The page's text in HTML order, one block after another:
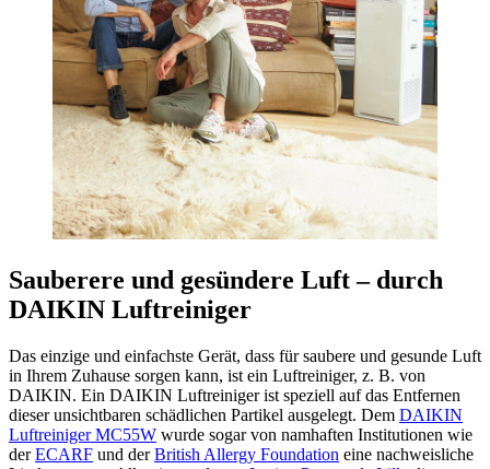
Sauberere und gesündere Luft – durch
DAIKIN Luftreiniger
Das einzige und einfachste Gerät, dass für saubere und gesunde Luft
in Ihrem Zuhause sorgen kann, ist ein Luftreiniger, z. B. von
DAIKIN. Ein DAIKIN Luftreiniger ist speziell auf das Entfernen
dieser unsichtbaren schädlichen Partikel ausgelegt. Dem DAIKIN
Luftreiniger MC55W wurde sogar von namhaften Institutionen wie
derECARF und derBritish Allergy Foundation eine nachweisliche